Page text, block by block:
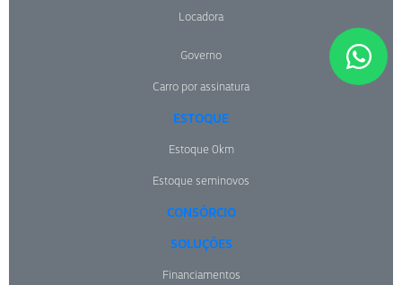
Locadora
Governo
Carro por assinatura
ESTOQUE
Estoque 0km
Estoque seminovos
CONSÓRCIO
SOLUÇÕES
Financiamentos